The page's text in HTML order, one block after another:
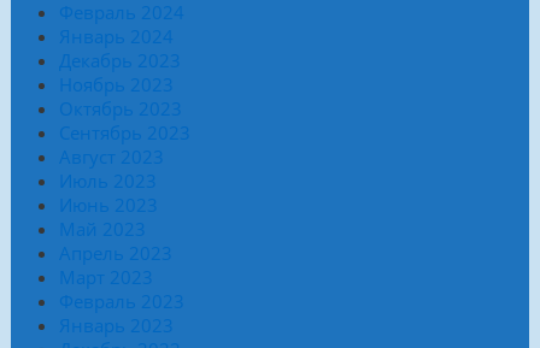
Февраль 2024
Январь 2024
Декабрь 2023
Ноябрь 2023
Октябрь 2023
Сентябрь 2023
Август 2023
Июль 2023
Июнь 2023
Май 2023
Апрель 2023
Март 2023
Февраль 2023
Январь 2023